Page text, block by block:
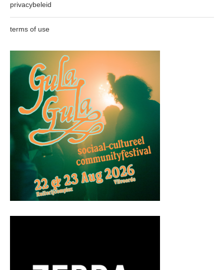
privacybeleid
terms of use